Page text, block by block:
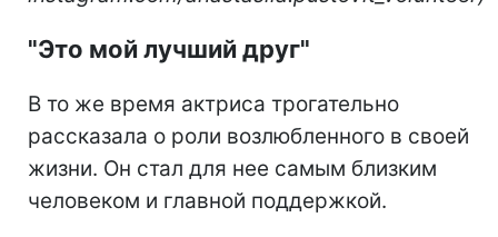
"Это мой лучший друг"
В то же время актриса трогательно
рассказала о роли возлюбленного в своей
жизни. Он стал для нее самым близким
человеком и главной поддержкой.